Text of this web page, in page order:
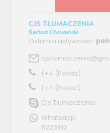
CJS TŁUMACZENIA
Bartosz Chowański
Ostatnia aktywność:
(+4 (Pokaż)
(+4 (Pokaż)
Cjs Tlumaczenia
Whatsapp:
8226612